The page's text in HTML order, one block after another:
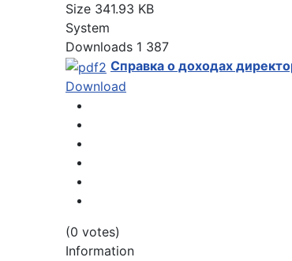
Size 341.93 KB
System
Downloads 1 387
Справка о доходах
Download
(0 votes)
Information